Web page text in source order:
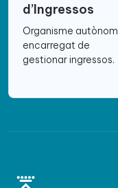
d’Ingressos
Organisme autònom
encarregat de
gestionar ingressos.